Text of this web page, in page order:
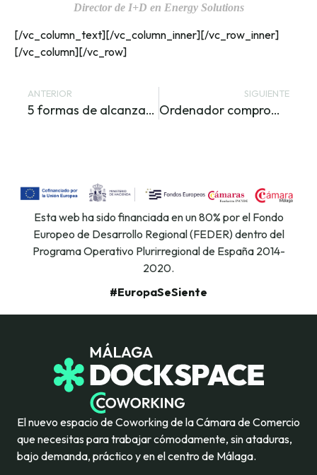
Director de I+D en Energy Solutions
[/vc_column_text][/vc_column_inner][/vc_row_inner]
[/vc_column][/vc_row]
ANTERIOR
5 formas de alcanzar a tus clientes en Twitter
SIGUIENTE
Ordenador comprometido
Esta web ha sido financiada en un 80% por el Fondo
Europeo de Desarrollo Regional (FEDER) dentro del
Programa Operativo Plurirregional de España 2014-
2020.
#EuropaSeSiente
El nuevo espacio de Coworking de la Cámara de Comercio
que necesitas para trabajar cómodamente, sin ataduras,
bajo demanda, práctico y en el centro de Málaga.